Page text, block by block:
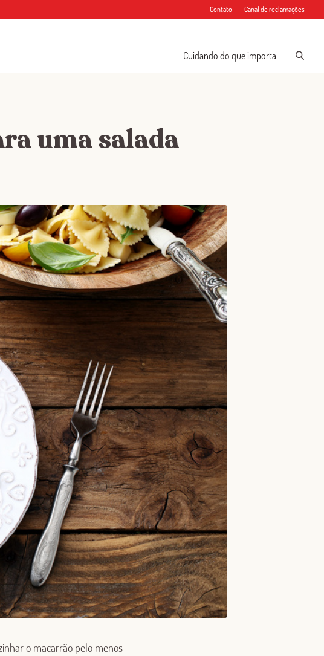
Contato Canal de reclamações
Cuidando do que importa
uma salada
o macarrão pelo menos